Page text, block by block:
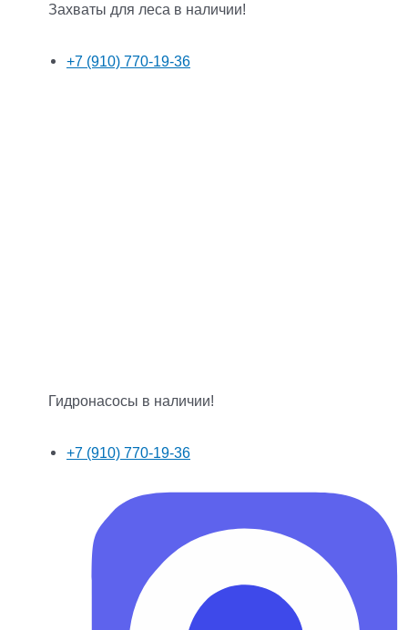
Захваты для леса в наличии!
+7 (910) 770-19-36
Гидронасосы в наличии!
+7 (910) 770-19-36